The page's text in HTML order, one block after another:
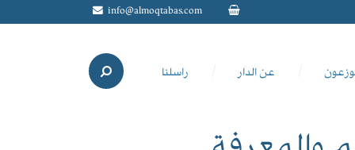
info@almoqtabas.com
عن الدار راسلنا